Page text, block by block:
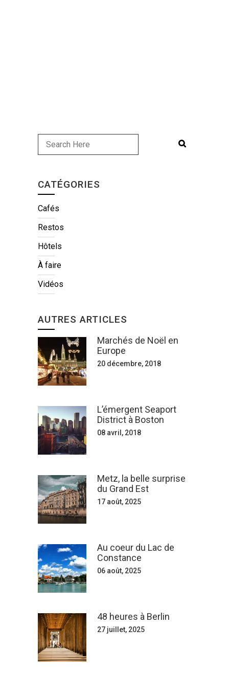
CATÉGORIES
Cafés
Restos
Hôtels
À faire
Vidéos
AUTRES ARTICLES
Marchés de Noël en
Europe
20 décembre, 2018
L’émergent Seaport
District à Boston
08 avril, 2018
Metz, la belle surprise
du Grand Est
17 août, 2025
Au coeur du Lac de
Constance
06 août, 2025
48 heures à Berlin
27 juillet, 2025